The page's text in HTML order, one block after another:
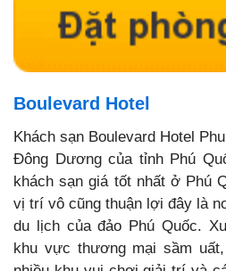
Boulevard Hotel
Khách sạn Boulevard Hotel
Đông Dương của tỉnh Phú
khách sạn giá tốt nhất ở Phú
vị trí vô cũng thuận lợi đây là
du lịch của đảo Phú Quốc.
khu vực thương mại sầm